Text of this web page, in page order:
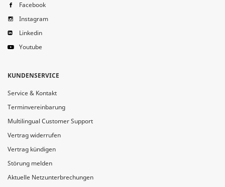
Facebook
Instagram
Linkedin
Youtube
KUNDENSERVICE
Service & Kontakt
Terminvereinbarung
Multilingual Customer Support
Vertrag widerrufen
Vertrag kündigen
Störung melden
Aktuelle Netzunterbrechungen